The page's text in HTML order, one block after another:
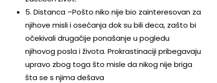
5. Distanca –Pošto niko nije bio zainteresovan za
njihove misli i osećanja dok su bili deca, zašto bi
očekivali drugačije ponašanje u pogledu
njihovog posla i života. Prokrastinaciji pribegavaju
upravo zbog toga što misle da nikog nije briga
šta se s njima dešava